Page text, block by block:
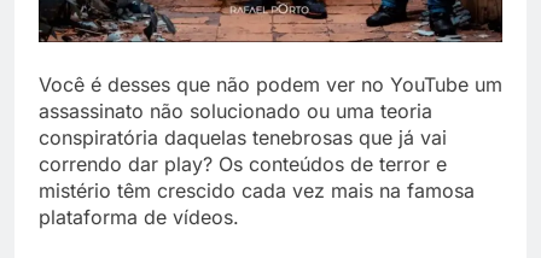
Você é desses que não podem ver no YouTube um
assassinato não solucionado ou uma teoria
conspiratória daquelas tenebrosas que já vai
correndo dar play? Os conteúdos de terror e
mistério têm crescido cada vez mais na famosa
plataforma de vídeos.